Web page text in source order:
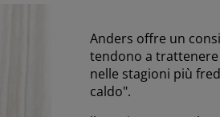
Anders offre un
tendono a trattenere
nelle stagioni più
caldo".